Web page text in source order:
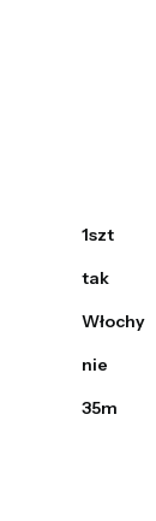
1szt
tak
Włochy
nie
35m